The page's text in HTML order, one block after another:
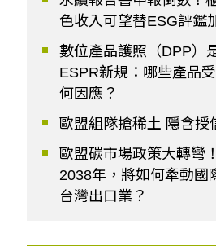
色收入可望替ESG評鑑
數位產品護照（DPP）
ESPR新規：哪些產品
何因應？
歐盟組隊搶稀土 隱含授
歐盟碳市場政策大轉彎
2038年，將如何牽動國
台灣出口業？